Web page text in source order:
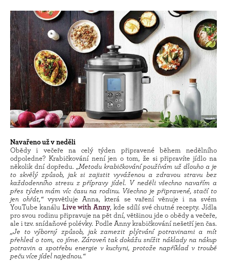
Navařeno už v neděli
Obědy i večeře na celý týden připravené během nedělního
odpoledne? Krabičkování není jen o tom, že si připravíte jídlo na
několik dní dopředu. „Metodu krabičkování používám už dlouho a je
to skvělý způsob, jak si zajistit vyváženou a zdravou stravu bez
každodenního stresu z přípravy jídel. V neděli všechno navařím a
přes týden mám víc času na rodinu. Všechno je připravené, stačí to
jen ohřát,“ vysvětluje Anna, která se vaření věnuje i na svém
YouTube kanálu Live with Anny, kde sdílí své chutné recepty. Jídla
pro svou rodinu připravuje na pět dní, většinou jde o obědy a večeře,
ale i tzv. snídaňové polévky. Podle Anny krabičkování nešetří jen čas.
„Je to výborný způsob, jak zamezit plýtvání potravinami a mít
přehled o tom, co jíme. Zároveň tak dokážu snížit náklady na nákup
potravin a spotřebu energie v kuchyni, protože například v troubě
peču více jídel najednou.“